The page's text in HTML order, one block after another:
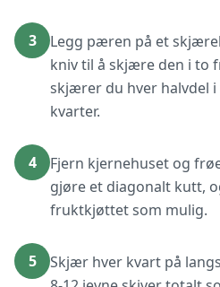
3
Legg pæren på et
kniv til å skjære den i to
skjærer du hver halvdel
kvarter.
4
Fjern kjernehuset og
gjøre et diagonalt kutt,
fruktkjøttet som mulig.
5
Skjær hver kvart på